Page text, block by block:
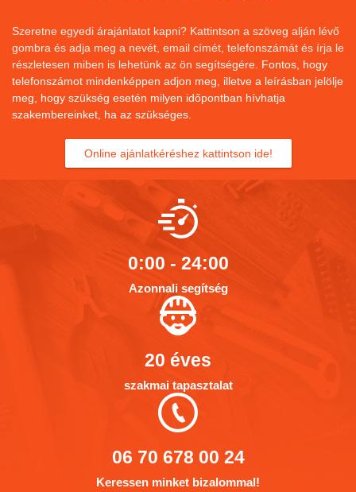
Szeretne egyedi árajánlatot kapni? Kattintson a szöveg alján lévő
gombra és adja meg a nevét, email címét, telefonszámát és írja le
részletesen miben is lehetünk az ön segítségére. Fontos, hogy
telefonszámot mindenképpen adjon meg, illetve a leírásban jelölje
meg, hogy szükség esetén milyen időpontban hívhatja
szakembereinket, ha az szükséges.
Online ajánlatkéréshez kattintson ide!
0:00 - 24:00
Azonnali segítség
20 éves
szakmai tapasztalat
06 70 678 00 24
Keressen minket bizalommal!